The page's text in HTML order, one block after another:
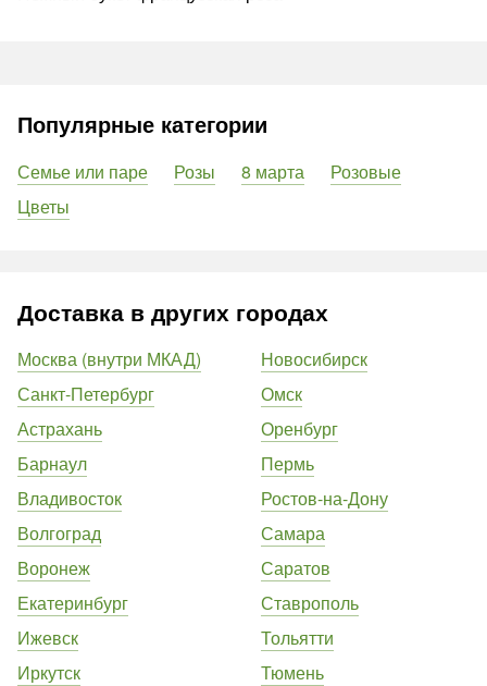
Популярные категории
Семье или паре Розы 8 марта
Розовые
Цветы
Доставка в других городах
Москва (внутри МКАД)
Санкт-Петербург
Астрахань
Барнаул
Владивосток
Волгоград
Воронеж
Екатеринбург
Ижевск
Иркутск
Новосибирск
Омск
Оренбург
Пермь
Ростов-на-Дону
Самара
Саратов
Ставрополь
Тольятти
Тюмень